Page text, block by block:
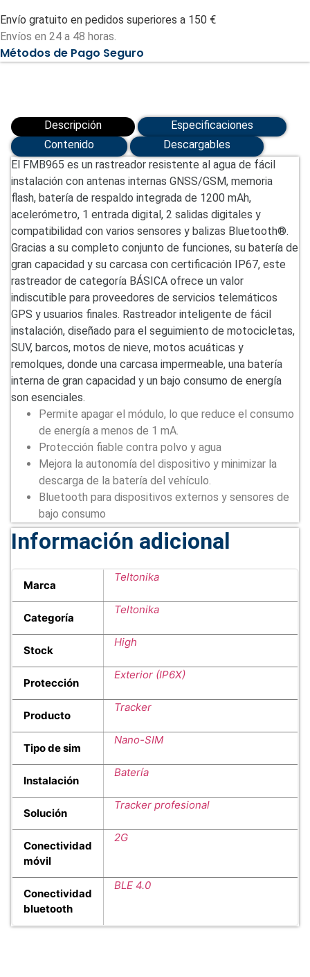
IP67
(TK-
FMB965)
cantidad
Envío gratuito en pedidos superiores a 150 €
Envíos en 24 a 48 horas.
Métodos de Pago Seguro
Descripción
Especificaciones
Contenido
Descargables
El FMB965 es un rastreador resistente al agua de fácil
instalación con antenas internas GNSS/GSM, memoria
flash, batería de respaldo integrada de 1200 mAh,
acelerómetro, 1 entrada digital, 2 salidas digitales y
compatibilidad con varios sensores y balizas Bluetooth®.
Gracias a su completo conjunto de funciones, su batería de
gran capacidad y su carcasa con certificación IP67, este
rastreador de categoría BÁSICA ofrece un valor
indiscutible para proveedores de servicios telemáticos
GPS y usuarios finales. Rastreador inteligente de fácil
instalación, diseñado para el seguimiento de motocicletas,
SUV, barcos, motos de nieve, motos acuáticas y
remolques, donde una carcasa impermeable, una batería
interna de gran capacidad y un bajo consumo de energía
son esenciales.
Permite apagar el módulo, lo que reduce el consumo
de energía a menos de 1 mA.
Protección fiable contra polvo y agua
Mejora la autonomía del dispositivo y minimizar la
descarga de la batería del vehículo.
Bluetooth para dispositivos externos y sensores de
bajo consumo
Información adicional
Marca
Teltonika
Categoría
Teltonika
Stock
High
Protección
Exterior (IP6X)
Producto
Tracker
Tipo de sim
Nano-SIM
Instalación
Batería
Solución
Tracker profesional
Conectividad
móvil
2G
Conectividad
bluetooth
BLE 4.0